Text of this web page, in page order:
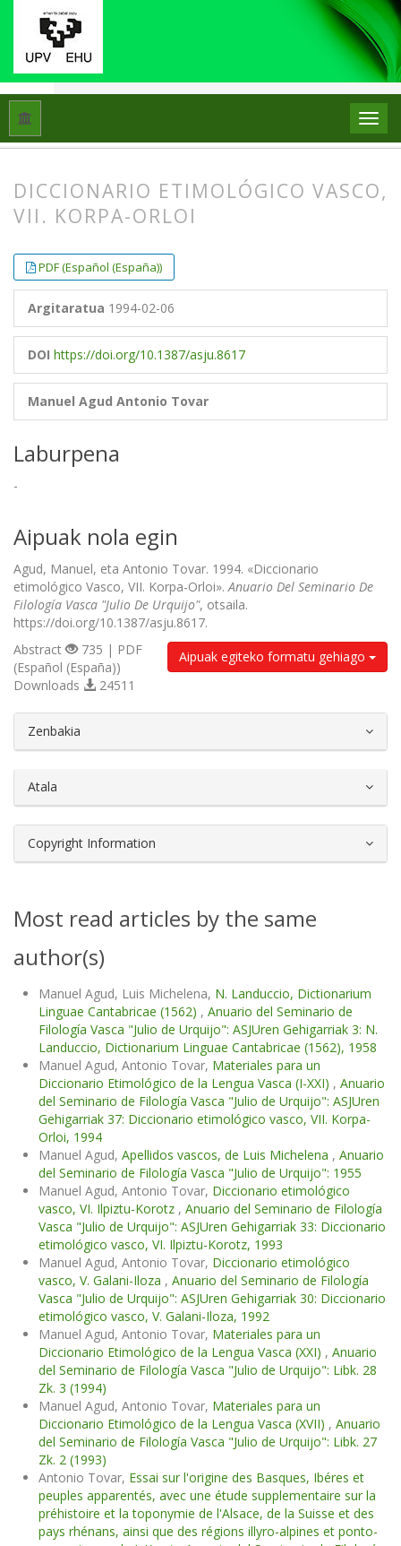
Hasiera ASJUren Gehigarriak 37: Diccionario
DICCIONARIO ETIMOLÓGICO VASCO,
VII. KORPA-ORLOI
PDF (Español (España))
Argitaratua 1994-02-06
DOI https://doi.org/10.1387/asju.8617
Manuel Agud Antonio Tovar
Laburpena
-
Aipuak nola egin
Agud, Manuel, eta Antonio Tovar. 1994. «Diccionario
etimológico Vasco, VII. Korpa-Orloi».Anuario Del Seminario De
Filología Vasca "Julio De Urquijo", otsaila.
https://doi.org/10.1387/asju.8617.
Aipuak egiteko formatu gehiago
Abstract
735 | PDF
(Español (España))
Downloads
24511
Zenbakia
Atala
Copyright Information
Most read articles by the same
author(s)
Manuel Agud, Luis Michelena, N. Landuccio, Dictionarium
Linguae Cantabricae (1562) , Anuario del Seminario de
Filología Vasca "Julio de Urquijo": ASJUren Gehigarriak 3: N.
Landuccio, Dictionarium Linguae Cantabricae (1562), 1958
Manuel Agud, Antonio Tovar, Materiales para un
Diccionario Etimológico de la Lengua Vasca (I-XXI) , Anuario
del Seminario de Filología Vasca "Julio de Urquijo": ASJUren
Gehigarriak 37: Diccionario etimológico vasco, VII. Korpa-
Orloi, 1994
Manuel Agud, Apellidos vascos, de Luis Michelena , Anuario
del Seminario de Filología Vasca "Julio de Urquijo": 1955
Manuel Agud, Antonio Tovar, Diccionario etimológico
vasco, VI. Ilpiztu-Korotz , Anuario del Seminario de Filología
Vasca "Julio de Urquijo": ASJUren Gehigarriak 33: Diccionario
etimológico vasco, VI. Ilpiztu-Korotz, 1993
Manuel Agud, Antonio Tovar, Diccionario etimológico
vasco, V. Galani-Iloza , Anuario del Seminario de Filología
Vasca "Julio de Urquijo": ASJUren Gehigarriak 30: Diccionario
etimológico vasco, V. Galani-Iloza, 1992
Manuel Agud, Antonio Tovar, Materiales para un
Diccionario Etimológico de la Lengua Vasca (XXI) , Anuario
del Seminario de Filología Vasca "Julio de Urquijo": Libk. 28
Zk. 3 (1994)
Manuel Agud, Antonio Tovar, Materiales para un
Diccionario Etimológico de la Lengua Vasca (XVII) , Anuario
del Seminario de Filología Vasca "Julio de Urquijo": Libk. 27
Zk. 2 (1993)
Antonio Tovar, Essai sur l'origine des Basques, Ibéres et
peuples apparentés, avec une étude supplementaire sur la
préhistoire et la toponymie de l'Alsace, de la Suisse et des
pays rhénans, ainsi que des régions illyro-alpines et ponto-